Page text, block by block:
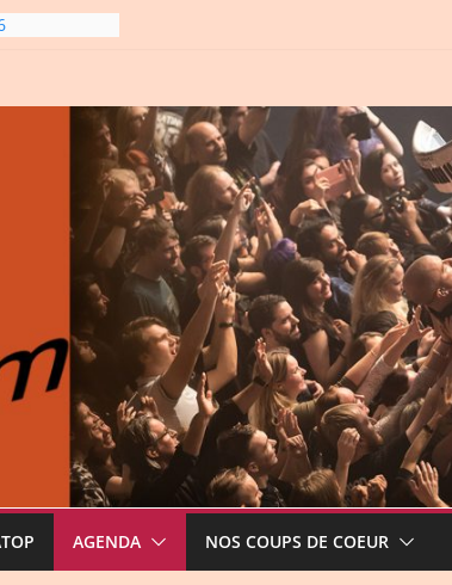
AGENDA NOS COUPS DE COEUR